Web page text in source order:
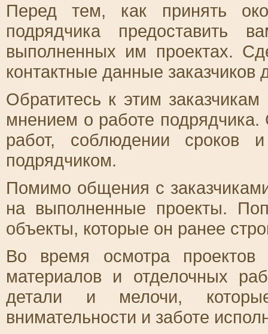
Перед тем, как принять
подрядчика
выполненных им проектах.
контактные данные заказчиков
Обратитесь к этим
мнением о работе
работ, соблюдении
подрядчиком.
Помимо общения с
на выполненные проекты.
объекты, которые он ранее
Во время осмотра проектов
материалов и отделочных
детали и мелочи,
внимательности и заботе